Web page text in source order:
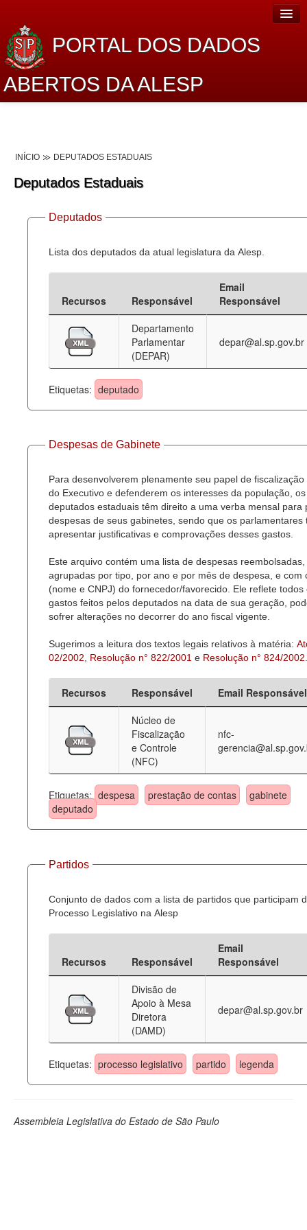
PORTAL DOS DADOS
ABERTOS DA ALESP
Lei de Acesso à Informação
Dados Governamentais Abertos
Planejamento
Catálogo de dados
Processo Legislativo
Deputados Estaduais
Administração
Legislação
Agenda
Perguntas frequentes
INÍCIO DEPUTADOS ESTADUAIS
Deputados Estaduais
Deputados
Lista dos deputados da atual legislatura da Alesp.
Recursos Responsável
Email
Responsável
Departamento
Parlamentar
(DEPAR)
depar@al.sp.gov.br
Etiquetas: deputado
Despesas de Gabinete
Para desenvolverem plenamente seu papel de fiscalização
do Executivo e defenderem os interesses da população, os
deputados estaduais têm direito a uma verba mensal para
despesas de seus gabinetes, sendo que os parlamentares
apresentar justificativas e comprovações desses gastos.
Este arquivo contém uma lista de despesas reembolsadas,
agrupadas por tipo, por ano e por mês de despesa, e com
(nome e CNPJ) do fornecedor/favorecido. Ele reflete todos
gastos feitos pelos deputados na data de sua geração,
sofrer alterações no decorrer do ano fiscal vigente.
Sugerimos a leitura dos textos legais relativos à matéria:
02/2002
Resolução n° 822/2001 e Resolução n° 824/2002
Recursos Responsável
Email Responsável
Núcleo de
Fiscalização
e Controle
(NFC)
nfc-
Etiquetas: despesa prestação de contas
gabinete
deputado
Partidos
Conjunto de dados com a lista de partidos que participam
Processo Legislativo na Alesp
Recursos Responsável
Email
Responsável
Divisão de
Apoio à Mesa
Diretora
(DAMD)
depar@al.sp.gov.br
Etiquetas: processo legislativo partido legenda
Assembleia Legislativa do Estado de São Paulo